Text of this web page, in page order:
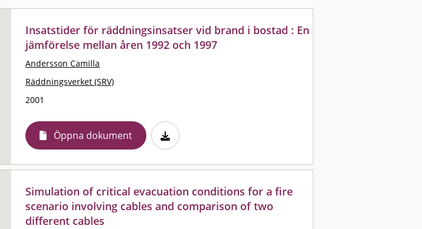
Insatstider för räddningsinsatser vid brand i bostad : En
jämförelse mellan åren 1992 och 1997
Andersson Camilla
Räddningsverket (SRV)
2001
Öppna dokument
Simulation of critical evacuation conditions for a fire
scenario involving cables and comparison of two
different cables